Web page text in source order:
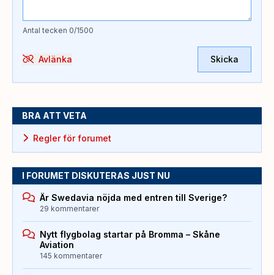
Antal tecken 0/1500
Avlänka Skicka
BRA ATT VETA
Regler för forumet
I FORUMET DISKUTERAS JUST NU
Är Swedavia nöjda med entren till Sverige?
29 kommentarer
Nytt flygbolag startar på Bromma – Skåne
Aviation
145 kommentarer